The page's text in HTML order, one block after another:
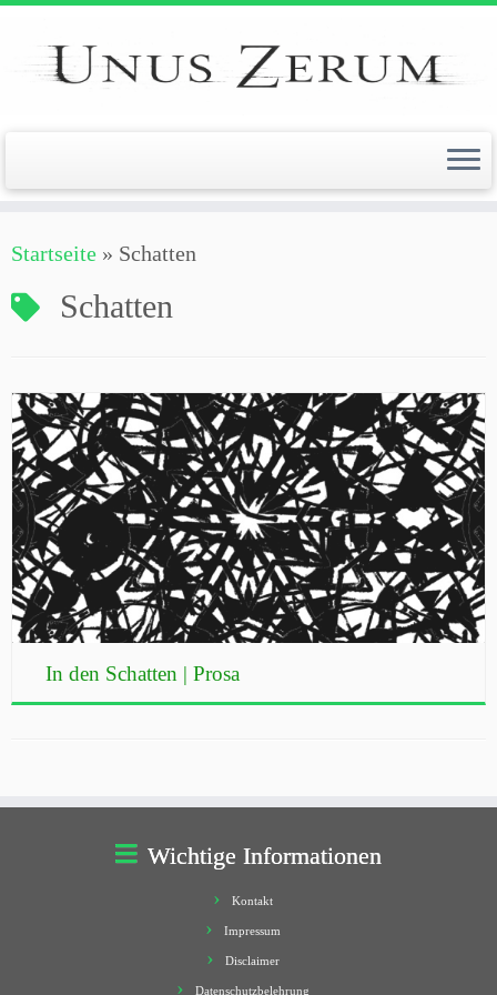
Zum
springen
Startseite » Schatten
Schatten
In den Schatten | Prosa
Wichtige Informationen
Kontakt
Impressum
Disclaimer
Datenschutzbelehrung